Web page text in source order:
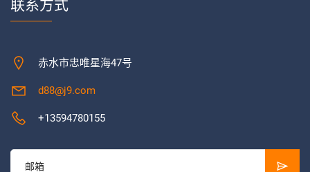
联系方式
赤水市忠唯星海47号
d88@j9.com
+13594780155